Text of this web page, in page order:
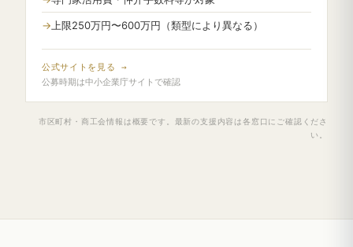
上限250万円〜600万円（類型により異なる）
公式サイトを見る →
公募時期は中小企業庁サイトで確認
市区町村・商工会情報は概要です。最新の支援内容は各窓口にご確認くださ
い。